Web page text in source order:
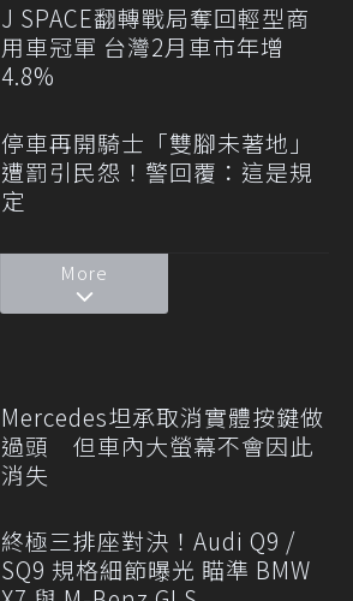
J SPACE翻轉戰局奪回輕型商
用車冠軍 台灣2月車市年增
4.8%
停車再開騎士「雙腳未著地」
遭罰引民怨！警回覆：這是規
定
More
Mercedes坦承取消實體按鍵做
過頭 但車內大螢幕不會因此
消失
終極三排座對決！Audi Q9 /
SQ9 規格細節曝光 瞄準 BMW